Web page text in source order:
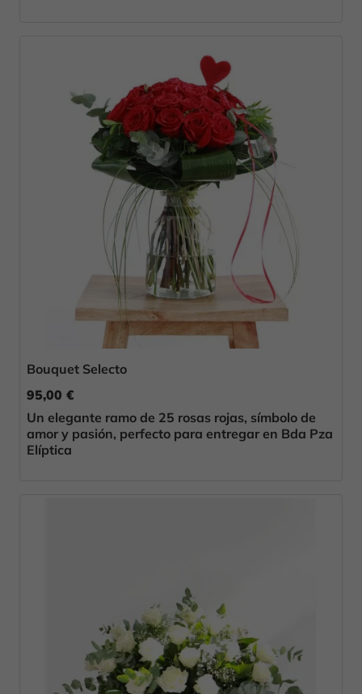
Bouquet Selecto
95,00 €
Un elegante ramo de 25 rosas rojas, símbolo de
amor y pasión, perfecto para entregar en Bda Pza
Elíptica